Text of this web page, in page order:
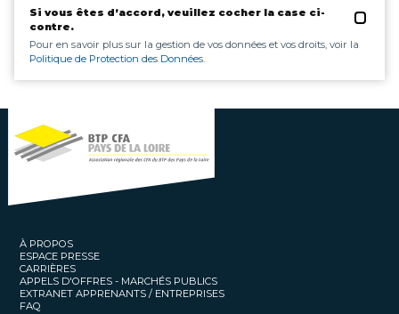
Si vous êtes d’accord, veuillez cocher la case ci-
contre.
Pour en savoir plus sur la gestion de vos données et vos droits, voir la
Politique de Protection des Données.
À PROPOS
ESPACE PRESSE
CARRIÈRES
APPELS D'OFFRES - MARCHÉS PUBLICS
EXTRANET APPRENANTS / ENTREPRISES
FAQ